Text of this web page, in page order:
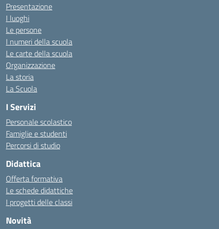
Presentazione
I luoghi
Le persone
I numeri della scuola
Le carte della scuola
Organizzazione
La storia
La Scuola
I Servizi
Personale scolastico
Famiglie e studenti
Percorsi di studio
Didattica
Offerta formativa
Le schede didattiche
I progetti delle classi
Novità